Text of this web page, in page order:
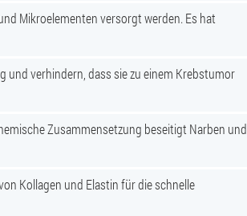
Mikroelementen versorgt werden. Es hat
und verhindern, dass sie zu einem Krebstumor
Zusammensetzung beseitigt Narben und
Kollagen und Elastin für die schnelle